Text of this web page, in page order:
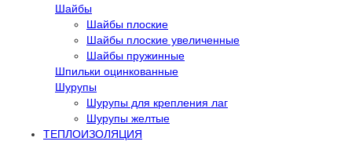
Шайбы
Шайбы плоские
Шайбы плоские увеличенные
Шайбы пружинные
Шпильки оцинкованные
Шурупы
Шурупы для крепления лаг
Шурупы желтые
ТЕПЛОИЗОЛЯЦИЯ